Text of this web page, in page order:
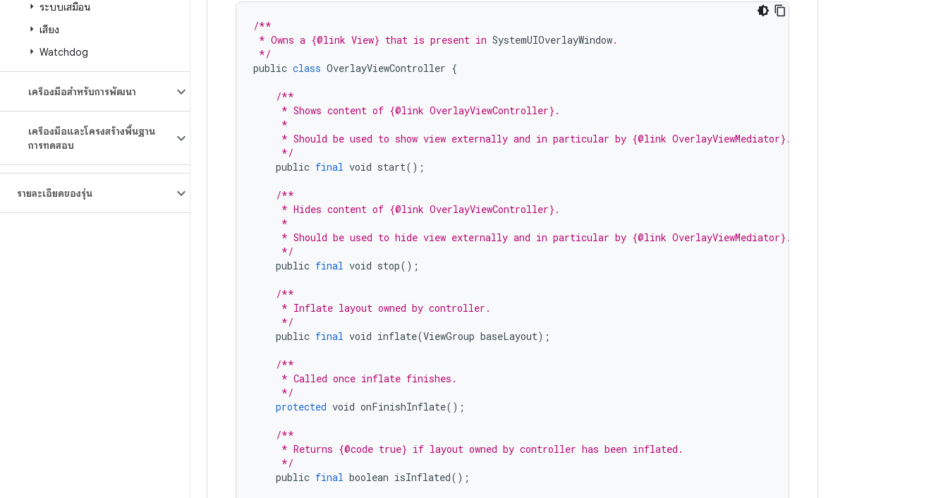
ระบบเสมือน
เสียง
Watchdog
เครื่องมือสำหรับการพัฒนา
เครื่องมือและโครงสร้างพื้นฐาน
การทดสอบ
รายละเอียดของรุ่น
/**
* Owns a {@link View} that is present in SystemUIOverlayWindow.
*/
public class OverlayViewController {
/**
     * Shows content of {@link OverlayViewController}.
     *
     * Should be used to show view externally and in particular by {@link OverlayViewMediator}.
     */
public final void start();
/**
     * Hides content of {@link OverlayViewController}.
     *
     * Should be used to hide view externally and in particular by {@link OverlayViewMediator}.
     */
public final void stop();
/**
     * Inflate layout owned by controller.
     */
public final void inflate(ViewGroup baseLayout);
/**
     * Called once inflate finishes.
     */
protected void onFinishInflate();
/**
     * Returns {@code true} if layout owned by controller has been inflated.
     */
public final boolean isInflated();